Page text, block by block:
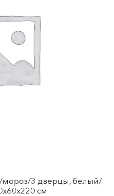
3 дверцы, белый/
см